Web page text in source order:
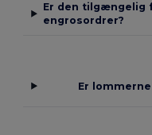
Er den tilgængelig
engrosordrer?
Er